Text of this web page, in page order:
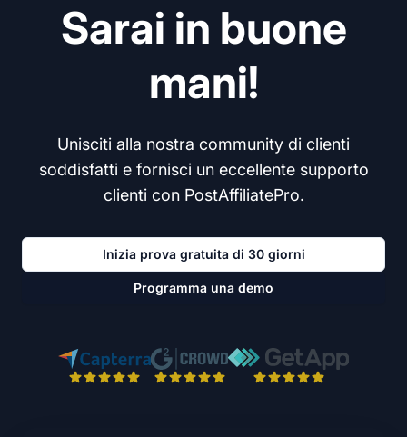
Sarai in buone
mani!
Unisciti alla nostra community di clienti
soddisfatti e fornisci un eccellente supporto
clienti con PostAffiliatePro.
Inizia prova gratuita di 30 giorni
Programma una demo